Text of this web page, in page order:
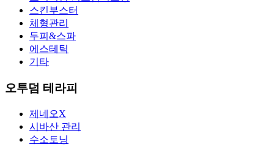
스킨부스터
체형관리
두피&스파
에스테틱
기타
오투덤 테라피
제네오X
시바산 관리
수소토닝